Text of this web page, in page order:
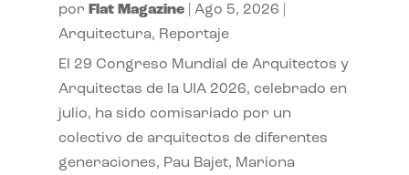
por Flat Magazine| Ago 5, 2026
Arquitectura, Reportaje
El 29 Congreso Mundial de Arquitectos y
Arquitectas de la UIA 2026, celebrado en
julio, ha sido comisariado por un
colectivo de arquitectos de diferentes
generaciones, Pau Bajet, Mariona